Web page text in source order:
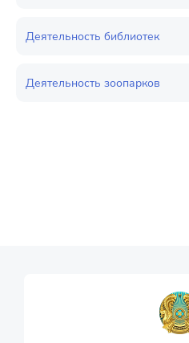
Деятельность библиотек
Деятельность зоопарков